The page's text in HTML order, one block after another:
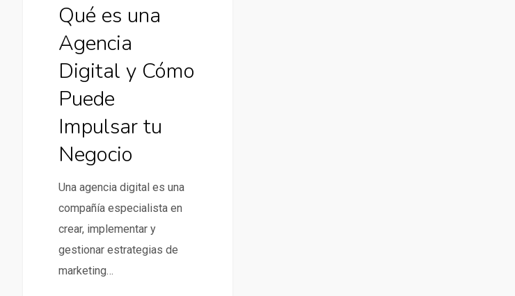
Negocio
Qué es una
Agencia
Digital y Cómo
Puede
Impulsar tu
Negocio
Una agencia digital es una
compañía especialista en
crear, implementar y
gestionar estrategias de
marketing…